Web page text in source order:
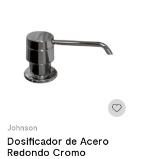
Johnson
Dosificador de Acero
Redondo Cromo